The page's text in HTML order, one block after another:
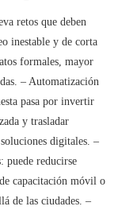
retos que deben
inestable y de corta
formales, mayor
– Automatización
pasa por invertir
y trasladar
digitales. –
puede reducirse
capacitación móvil o
de las ciudades. –